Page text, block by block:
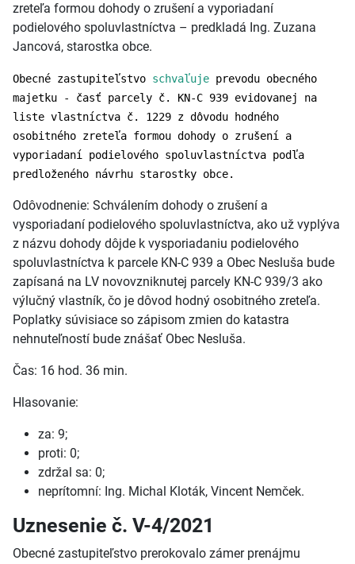
zreteľa formou dohody o zrušení a vyporiadaní
podielového spoluvlastníctva – predkladá Ing. Zuzana
Jancová, starostka obce.
Obecné zastupiteľstvo schvaľuje prevodu obecného
majetku - časť parcely č. KN-C 939 evidovanej na
liste vlastníctva č. 1229 z dôvodu hodného
osobitného zreteľa formou dohody o zrušení a
vyporiadaní podielového spoluvlastníctva podľa
predloženého návrhu starostky obce.
Odôvodnenie: Schválením dohody o zrušení a
vysporiadaní podielového spoluvlastníctva, ako už vyplýva
z názvu dohody dôjde k vysporiadaniu podielového
spoluvlastníctva k parcele KN-C 939 a Obec Nesluša bude
zapísaná na LV novovzniknutej parcely KN-C 939/3 ako
výlučný vlastník, čo je dôvod hodný osobitného zreteľa.
Poplatky súvisiace so zápisom zmien do katastra
nehnuteľností bude znášať Obec Nesluša.
Čas: 16 hod. 36 min.
Hlasovanie:
za: 9;
proti: 0;
zdržal sa: 0;
neprítomní: Ing. Michal Kloták, Vincent Nemček.
Uznesenie č. V-4/2021
Obecné zastupiteľstvo prerokovalo zámer prenájmu